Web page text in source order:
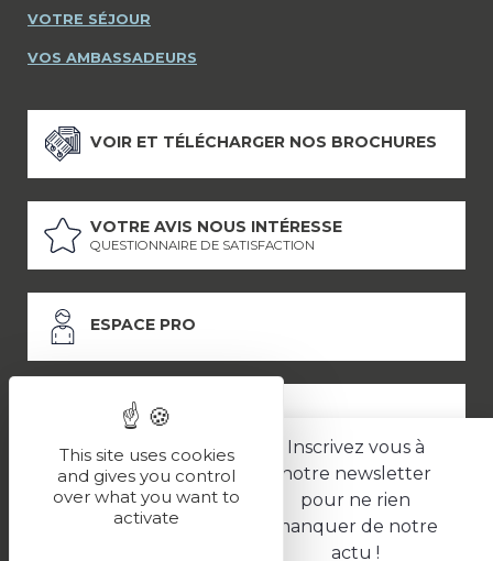
Inscrivez vous à
notre newsletter
pour ne rien
manquer de notre
actu !
VOTRE SÉJOUR
VOS AMBASSADEURS
VOIR ET TÉLÉCHARGER NOS BROCHURES
VOTRE AVIS NOUS INTÉRESSE
QUESTIONNAIRE DE SATISFACTION
ESPACE PRO
ESPACE PRESSE
LES PARTENAIRES
Politique de confidentialité
This site uses cookies
and gives you control
over what you want to
activate